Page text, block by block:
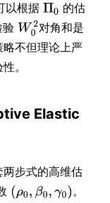
以根据
的估
验
对角和是
不但理论上严
。
Elastic
步式的高维估
。